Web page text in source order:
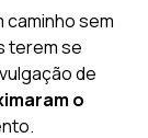
caminho sem
terem se
de
o